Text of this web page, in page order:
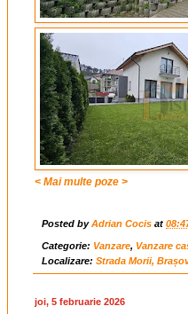
< Mai multe poze >
Posted byAdrian Cocis at
Categorie: Vanzare, Vanzare
Localizare: Strada Morii,
joi, 5 februarie 2026